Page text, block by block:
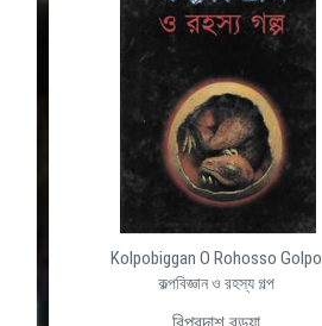
Kolpobiggan O Rohosso Golpo
কল্পবিজ্ঞান ও রহস্য গল্প